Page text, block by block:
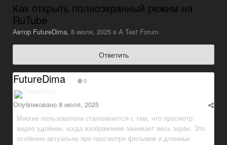
Как открыть полноэкранный режим на
RuTube
Автор FutureDima, 8 июля, 2025 в A Test Forum
Ответить
FutureDima 0
Опубликовано 8 июля, 2025
Многие пользователи сталкиваются с тем, что просмотр
видео удобнее, когда изображение занимает весь экран. Это
особенно актуально при просмотре фильмов и длинных